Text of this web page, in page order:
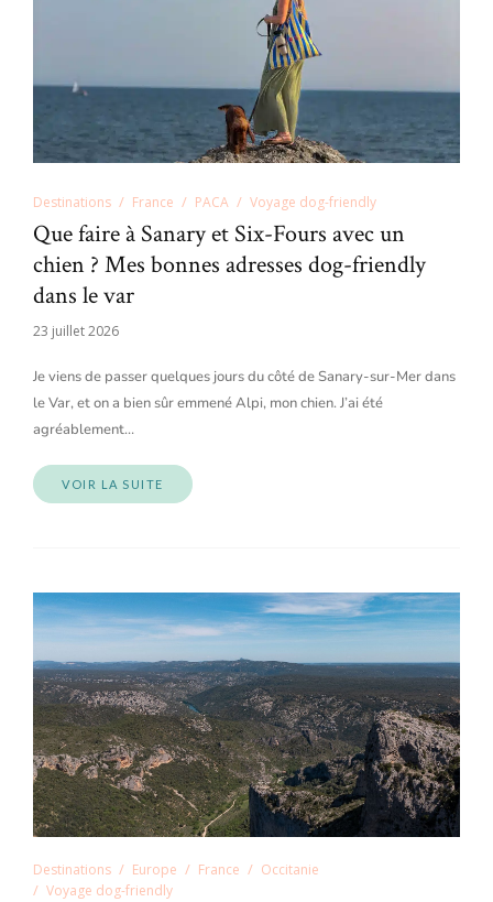
Destinations France PACA Voyage dog-friendly
Que faire à Sanary et Six-Fours avec un
chien ? Mes bonnes adresses dog-friendly
dans le var
23 juillet 2026
Je viens de passer quelques jours du côté de Sanary-sur-Mer dans
le Var, et on a bien sûr emmené Alpi, mon chien. J’ai été
agréablement…
VOIR LA SUITE
Destinations Europe France
Occitanie
Voyage dog-friendly